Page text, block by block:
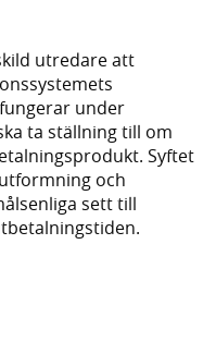
utredare att
under
ta ställning till om
Syftet
och
sett till